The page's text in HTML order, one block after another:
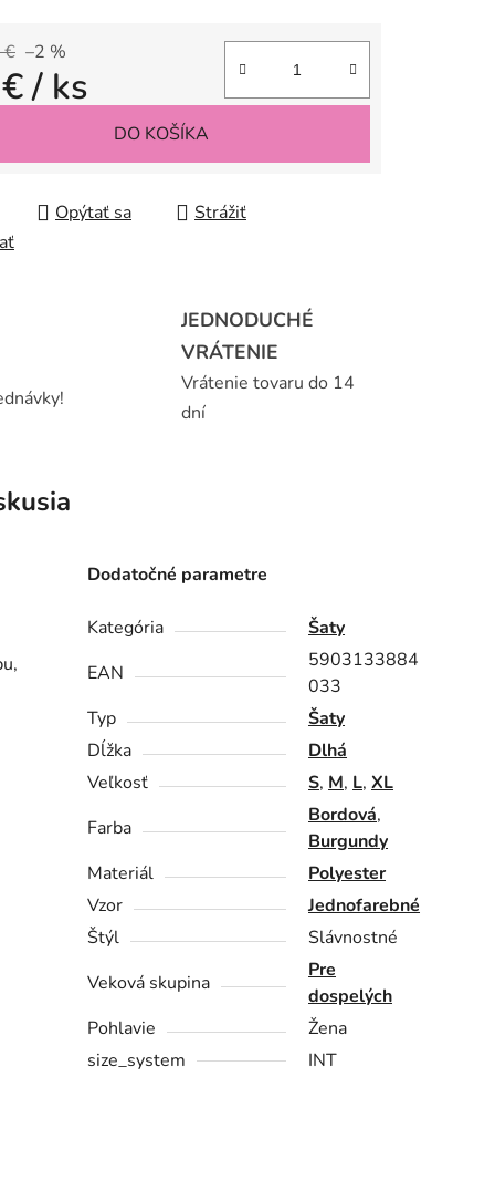
€ –2 %
€/ ks
DO KOŠÍKA
Opýtať sa
Strážiť
JEDNODUCHÉ
VRÁTENIE
Vrátenie tovaru do 14
dní
Dodatočné parametre
Kategória
Šaty
EAN
5903133884
033
Typ
Šaty
Dĺžka
Dlhá
Veľkosť
S, M, L,XL
Farba
Bordová,
Burgundy
Materiál
Polyester
Vzor
Jednofarebné
Štýl
Slávnostné
Veková skupina
Pre
dospelých
Pohlavie
Žena
size_system
INT